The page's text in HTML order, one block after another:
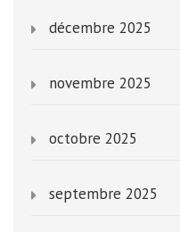
décembre 2025
novembre 2025
octobre 2025
septembre 2025